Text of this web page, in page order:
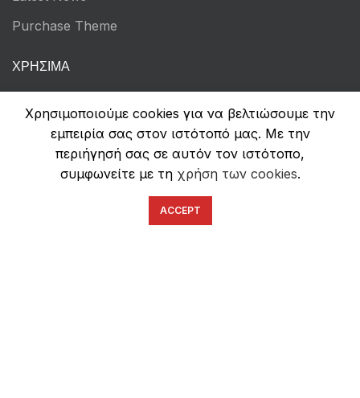
Purchase Theme
ΧΡΉΣΙΜΑ
Αποστολή & Επιστροφές
Όροι Χρήσης
Χρησιμοποιούμε cookies για να βελτιώσουμε την
εμπειρία σας στον ιστότοπό μας. Με την
περιήγησή σας σε αυτόν τον ιστότοπο,
συμφωνείτε με τη χρήση των cookies.
ACCEPT